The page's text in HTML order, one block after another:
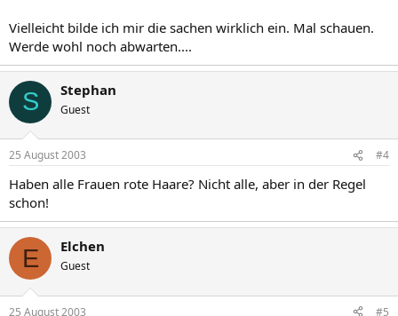
Vielleicht bilde ich mir die sachen wirklich ein. Mal schauen.
Werde wohl noch abwarten....
S Stephan
Guest
25 August 2003 #4
Haben alle Frauen rote Haare? Nicht alle, aber in der Regel
schon!
E Elchen
Guest
25 August 2003 #5